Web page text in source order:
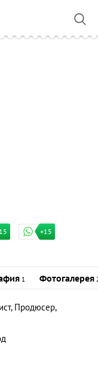
+15
1 Фотогалерея
Продюсер,